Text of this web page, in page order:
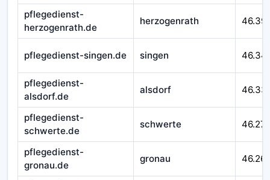
pflegedienst-
herzogenrath.de
herzogenrath
pflegedienst-singen.de singen
pflegedienst-
alsdorf.de
alsdorf
pflegedienst-
schwerte.de
schwerte
pflegedienst-
gronau.de
gronau